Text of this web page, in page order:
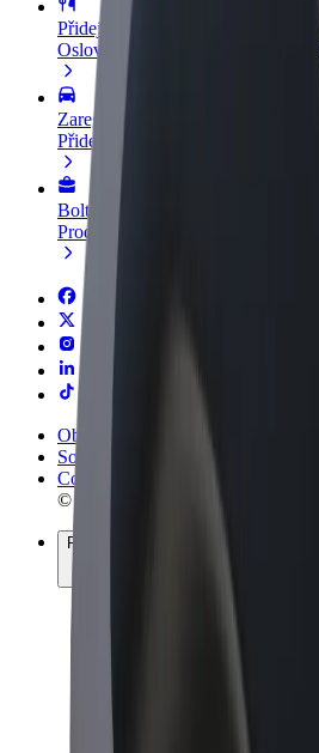
Přidejte restauraci nebo obchod
Oslovte více zákazníků a zvyšte
Zaregistrujte se jako flotilový
Přidejte svou flotilu k Boltu a
Bolt for Business
Produkty a služby Boltu přesně
Obchodní podmínky
Soukromí
Cookies
© 2026 Bolt Technology OÜ
Produkty
Bolt Food